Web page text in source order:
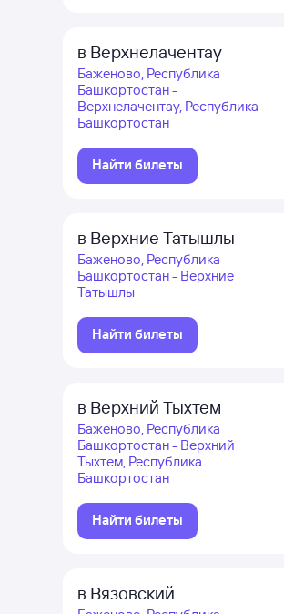
в Верхнелачентау
Баженово, Республика
Башкортостан -
Верхнелачентау, Республика
Башкортостан
Найти билеты
в Верхние Татышлы
Баженово, Республика
Башкортостан - Верхние
Татышлы
Найти билеты
в Верхний Тыхтем
Баженово, Республика
Башкортостан - Верхний
Тыхтем, Республика
Башкортостан
Найти билеты
в Вязовский